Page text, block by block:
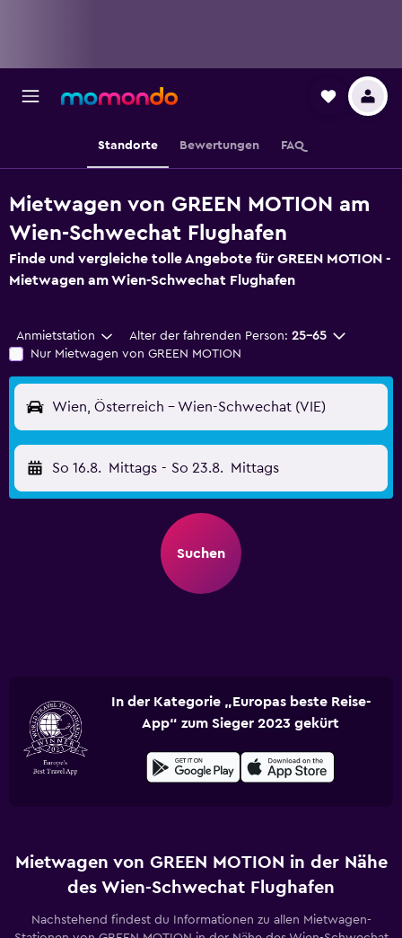
Standorte Bewertungen FAQ
Mietwagen von GREEN MOTION am
Wien-Schwechat Flughafen
Finde und vergleiche tolle Angebote für GREEN MOTION -
Mietwagen am Wien-Schwechat Flughafen
Anmietstation Alter der fahrenden Person: 25-65
Nur Mietwagen von GREEN MOTION
Wien, Österreich - Wien-Schwechat (VIE)
So 16.8. Mittags - So 23.8. Mittags
Suchen
In der Kategorie „Europas beste Reise-
App“ zum Sieger 2023 gekürt
Mietwagen von GREEN MOTION in der Nähe
des Wien-Schwechat Flughafen
Nachstehend findest du Informationen zu allen Mietwagen-